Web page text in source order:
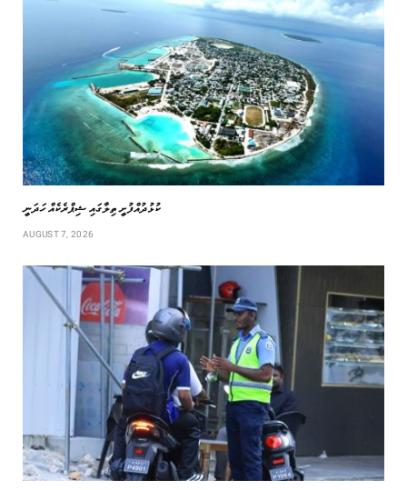
ކުޅުދުއްފުށީ ތިލާގައި ޝިޕްރެކެއް ހަދަނީ
AUGUST 7, 2026